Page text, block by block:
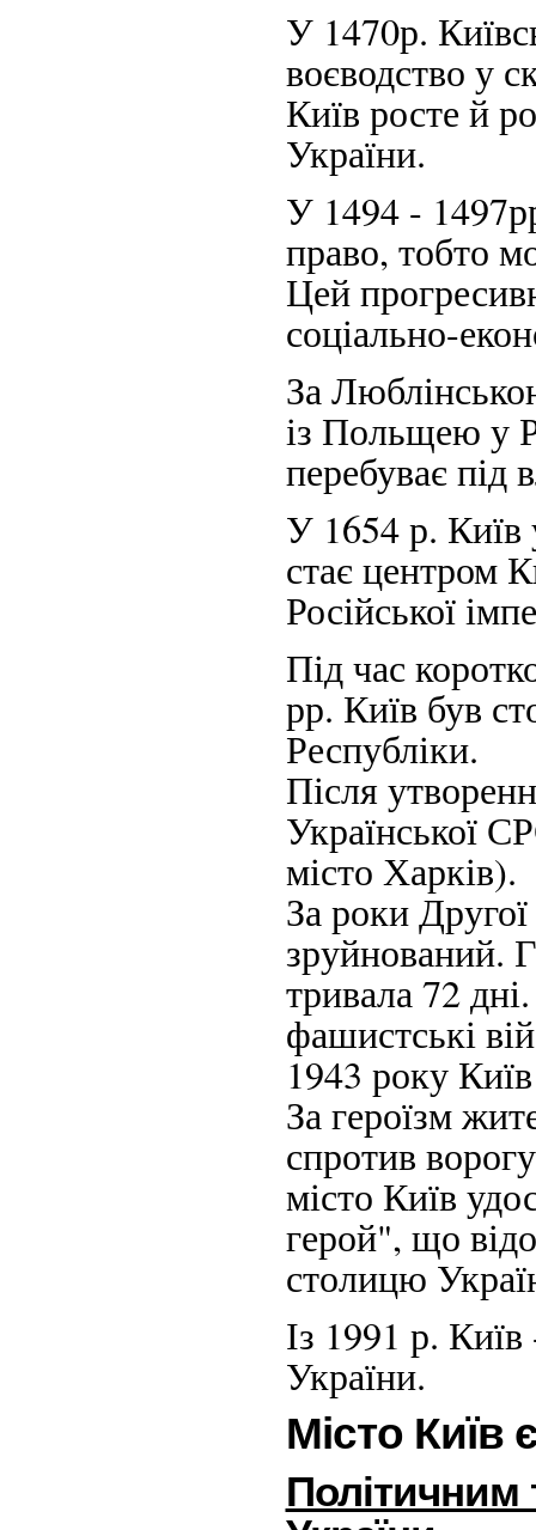
У 1470р.
воєводство у
Київ росте й
України.
У 1494 -
право, тобто
Цей
соціально-
За
із Польщею у
перебуває
У 1654 р. Київ
стає центром
Російської
Під час
рр. Київ був
Республіки.
Після
Української
місто Харків).
За роки
зруйнований.
тривала 72
фашистські
1943 року
За героїзм
спротив
місто Київ
герой", що
столицю
Із 1991 р.
України.
Місто Київ
Політичним